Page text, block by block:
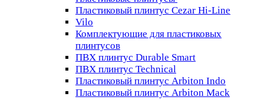
Пластиковый плинтус Cezar Hi-Line
Vilo
Комплектующие для пластиковых
плинтусов
ПВХ плинтус Durable Smart
ПВХ плинтус Technical
Пластиковый плинтус Arbiton Indo
Пластиковый плинтус Arbiton Mack